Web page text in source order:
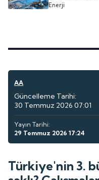
Enerji
AA
Güncelleme Tarihi:
30 Temmuz 2026 07:01
Yayın Tarihi:
29 Temmuz 2026 17:24
Türkiye'nin 3.